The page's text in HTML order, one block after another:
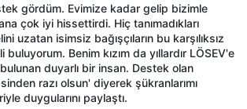
gördüm. Evimize kadar gelip bizimle
çok iyi hissettirdi. Hiç tanımadıkları
uzatan isimsiz bağışçıların bu karşılıksız
buluyorum. Benim kızım da yıllardır LÖSEV'e
duyarlı bir insan. Destek olan
razı olsun' diyerek şükranlarımı
duygularını paylaştı.